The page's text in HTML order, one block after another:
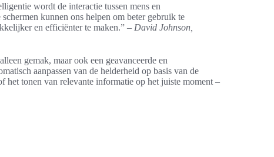
wordt de interactie tussen mens en
kunnen ons helpen om beter gebruik te
en efficiënter te maken.” – David Johnson,
gemak, maar ook een geavanceerde en
aanpassen van de helderheid op basis van de
het tonen van relevante informatie op het juiste moment –